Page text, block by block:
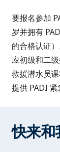
要报名参加
岁并拥有
的合格认证
应初级和二
救援潜水员
提供 PADI
快来和